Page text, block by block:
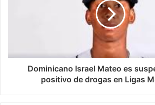
Dominicano Israel Mateo es
positivo de drogas en Ligas